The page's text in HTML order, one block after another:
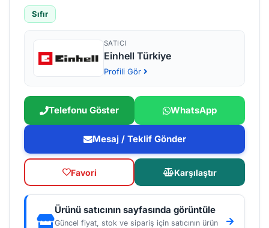
Sıfır
SATICI
Einhell Türkiye
Profili Gör
Telefonu Göster WhatsApp
Mesaj / Teklif Gönder
Favori Karşılaştır
Ürünü satıcının sayfasında görüntüle
Güncel fiyat, stok ve sipariş için satıcının ürün